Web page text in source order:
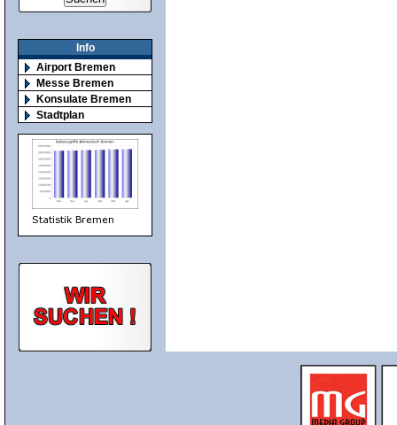
Info
Airport Bremen
Messe Bremen
Konsulate Bremen
Stadtplan